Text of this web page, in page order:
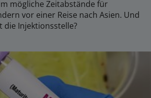
mögliche Zeitabstände für
vor einer Reise nach Asien. Und
die Injektionsstelle?